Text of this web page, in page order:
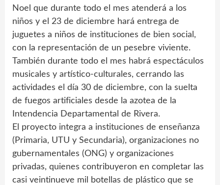
Noel que durante todo el mes atenderá a los
niños y el 23 de diciembre hará entrega de
juguetes a niños de instituciones de bien social,
con la representación de un pesebre viviente.
También durante todo el mes habrá espectáculos
musicales y artístico-culturales, cerrando las
actividades el día 30 de diciembre, con la suelta
de fuegos artificiales desde la azotea de la
Intendencia Departamental de Rivera.
El proyecto integra a instituciones de enseñanza
(Primaria, UTU y Secundaria), organizaciones no
gubernamentales (ONG) y organizaciones
privadas, quienes contribuyeron en completar las
casi veintinueve mil botellas de plástico que se